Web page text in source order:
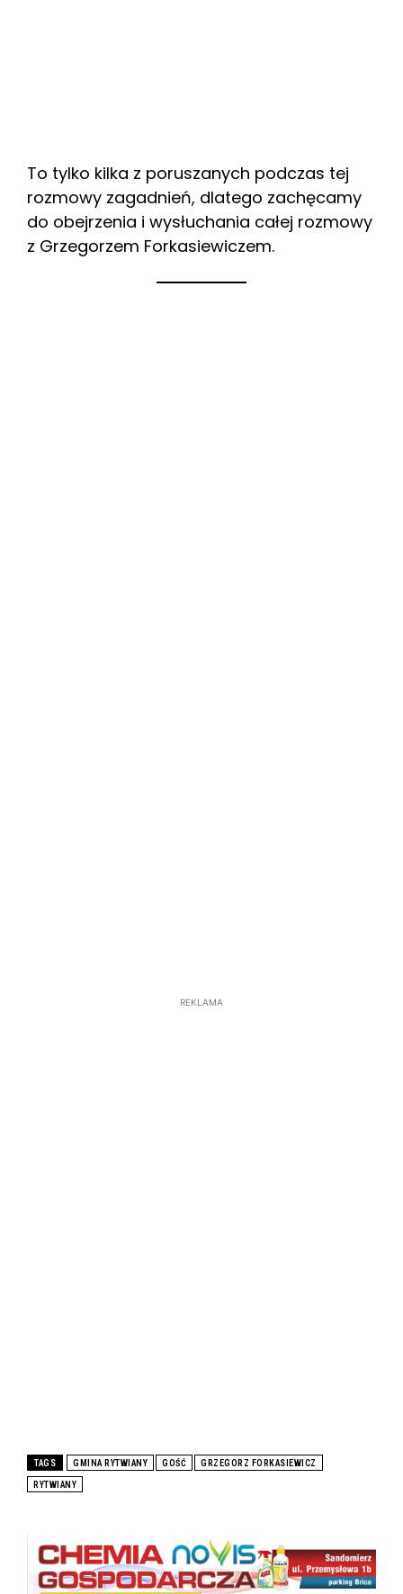
To tylko kilka z poruszanych podczas tej
rozmowy zagadnień, dlatego zachęcamy
do obejrzenia i wysłuchania całej rozmowy
z Grzegorzem Forkasiewiczem.
REKLAMA
TAGS GMINA RYTWIANY GOŚĆ GRZEGORZ FORKASIEWICZ
RYTWIANY